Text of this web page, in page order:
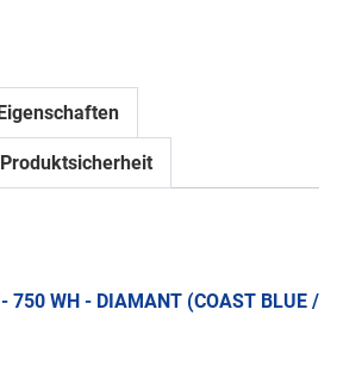
Eigenschaften
- 750 WH - DIAMANT (COAST BLUE /